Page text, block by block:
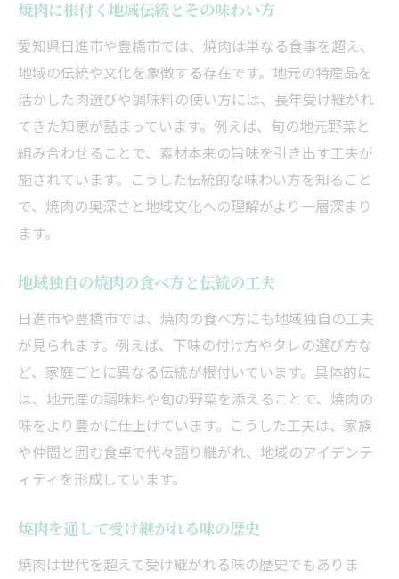
焼肉に根付く地域伝統とその味わい方
愛知県日進市や豊橋市では、焼肉は単なる食事を超え、
地域の伝統や文化を象徴する存在です。地元の特産品を
活かした肉選びや調味料の使い方には、長年受け継がれ
てきた知恵が詰まっています。例えば、旬の地元野菜と
組み合わせることで、素材本来の旨味を引き出す工夫が
施されています。こうした伝統的な味わい方を知ること
で、焼肉の奥深さと地域文化への理解がより一層深まり
ます。
地域独自の焼肉の食べ方と伝統の工夫
日進市や豊橋市では、焼肉の食べ方にも地域独自の工夫
が見られます。例えば、下味の付け方やタレの選び方な
ど、家庭ごとに異なる伝統が根付いています。具体的に
は、地元産の調味料や旬の野菜を添えることで、焼肉の
味をより豊かに仕上げています。こうした工夫は、家族
や仲間と囲む食卓で代々語り継がれ、地域のアイデンテ
ィティを形成しています。
焼肉を通して受け継がれる味の歴史
焼肉は世代を超えて受け継がれる味の歴史でもありま